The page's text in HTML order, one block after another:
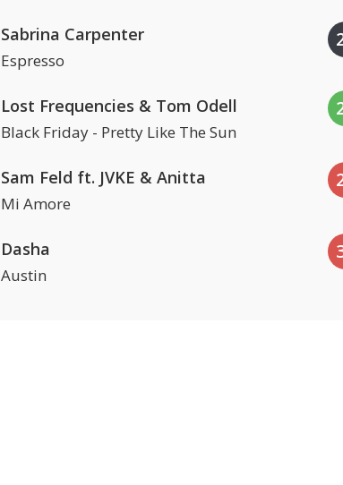
Sabrina Carpenter
Espresso
Lost Frequencies & Tom Odell
Black Friday - Pretty Like The Sun
Sam Feld ft. JVKE & Anitta
Mi Amore
Dasha
Austin